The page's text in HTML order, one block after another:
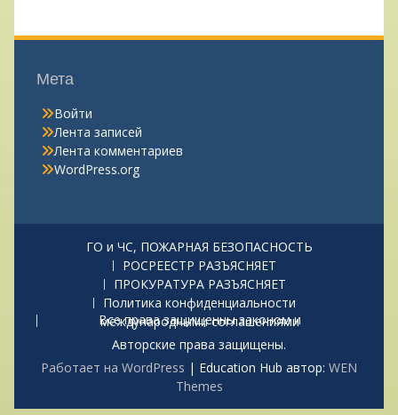
Мета
Войти
Лента записей
Лента комментариев
WordPress.org
ГО и ЧС, ПОЖАРНАЯ БЕЗОПАСНОСТЬ
РОСРЕЕСТР РАЗЪЯСНЯЕТ
ПРОКУРАТУРА РАЗЪЯСНЯЕТ
Политика конфиденциальности
Все права защищенны законом и международными соглашениями
Авторские права защищены.
Работает на WordPress | Education Hub автор: WEN
Themes